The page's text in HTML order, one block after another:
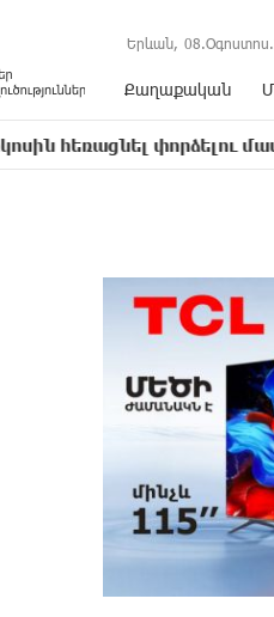
Երևան,
Քաղաքական
փորձելու մասին 16:50